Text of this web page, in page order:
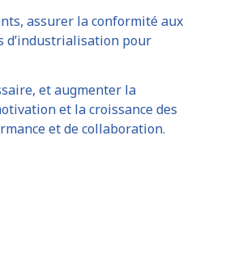
assurer la conformité aux
d’industrialisation pour
et augmenter la
et la croissance des
et de collaboration.